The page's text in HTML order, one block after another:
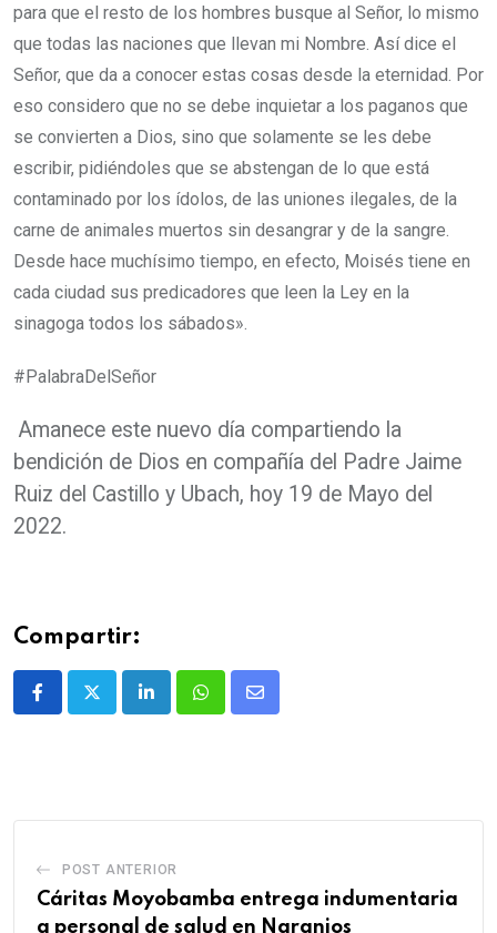
para que el resto de los hombres busque al Señor, lo mismo
que todas las naciones que llevan mi Nombre. Así dice el
Señor, que da a conocer estas cosas desde la eternidad. Por
eso considero que no se debe inquietar a los paganos que
se convierten a Dios, sino que solamente se les debe
escribir, pidiéndoles que se abstengan de lo que está
contaminado por los ídolos, de las uniones ilegales, de la
carne de animales muertos sin desangrar y de la sangre.
Desde hace muchísimo tiempo, en efecto, Moisés tiene en
cada ciudad sus predicadores que leen la Ley en la
sinagoga todos los sábados».
#PalabraDelSeñor
Amanece este nuevo día compartiendo la
bendición de Dios en compañía del Padre Jaime
Ruiz del Castillo y Ubach, hoy 19 de Mayo del
2022.
Compartir:
POST ANTERIOR
Cáritas Moyobamba entrega indumentaria
a personal de salud en Naranjos